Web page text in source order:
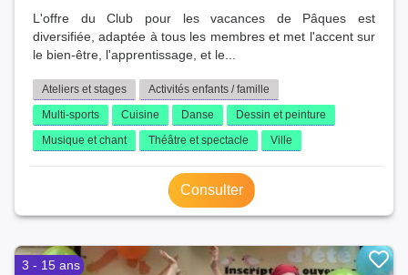
L'offre du Club pour les vacances de Pâques est
diversifiée, adaptée à tous les membres et met l'accent sur
le bien-être, l'apprentissage, et le...
Ateliers et stages
Activités enfants / famille
Multi-sports
Cuisine Danse
Dessin et peinture
Musique et chant
Théâtre et spectacle Ville
Consulter
3 - 15 ans